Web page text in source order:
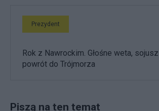
Prezydent
Rok z Nawrockim. Głośne weta,
powrót do Trójmorza
Piszą na ten temat